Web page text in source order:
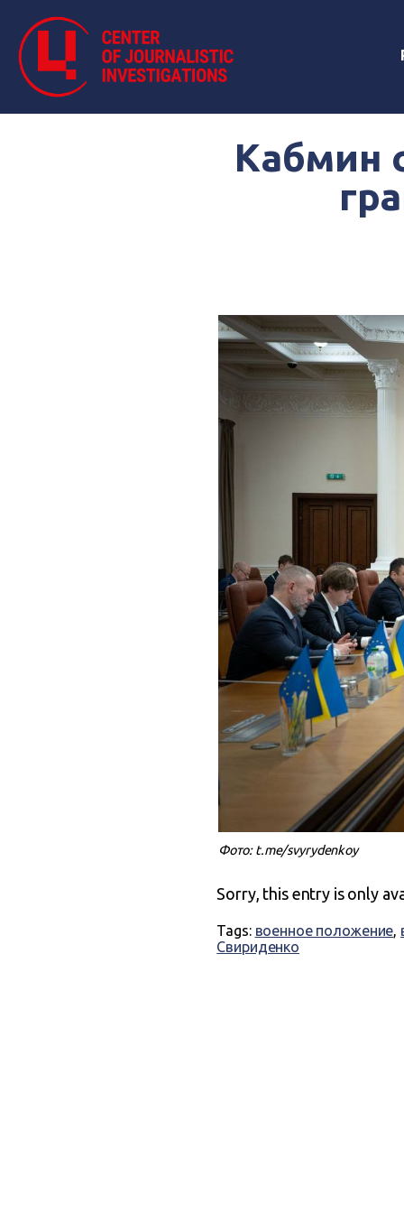
Кабмин
Фото: t.me/svyrydenkoy
Sorry, this entry is only
Tags: военное положение,
Свириденко